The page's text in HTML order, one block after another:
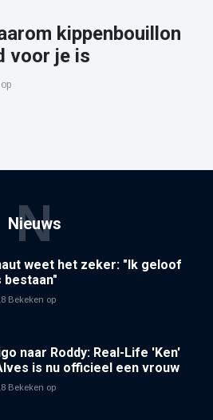
kippenbouillon
voor je is
Nieuws
N
weet het zeker: "Ik geloof
bestaan"
Bekeken op
naar Roddy: Real-Life 'Ken'
is nu officieel een vrouw
Bekeken op